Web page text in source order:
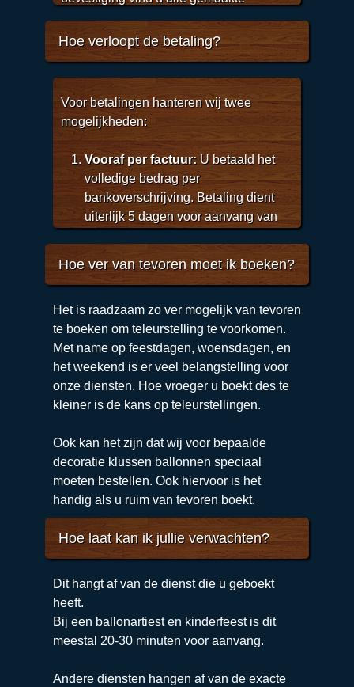
locatie, contactpersoon, contact
gegevens en bijzonderheden.
Pas na het ondertekend terugsturen(per
post en/of email) is de boeking definitief.
Hoe verloopt de betaling?
Voor betalingen hanteren wij twee
mogelijkheden:
Vooraf per factuur: U betaald het
volledige bedrag per
bankoverschrijving. Betaling dient
uiterlijk 5 dagen voor aanvang van
volledige bedrag contant voor
van onze medewerkers.
Pinnen bij levering: U betaald het
volledige bedrag per Pin (of Credit
card) bij levering van de diensten
In beide gevallen ontvangt u van ons de
factuur met alle specificaties.
boekingscontract en dient dus vooraf
gekozen te worden.
Hoe ver van tevoren moet ik boeken?
Het is raadzaam zo ver mogelijk van tevoren
te boeken om teleurstelling te voorkomen.
Met name op feestdagen, woensdagen, en
het weekend is er veel belangstelling voor
onze diensten. Hoe vroeger u boekt des te
kleiner is de kans op teleurstellingen.
Ook kan het zijn dat wij voor bepaalde
decoratie klussen ballonnen speciaal
moeten bestellen. Ook hiervoor is het
handig als u ruim van tevoren boekt.
Hoe laat kan ik jullie verwachten?
Dit hangt af van de dienst die u geboekt
heeft.
Bij een ballonartiest en kinderfeest is dit
meestal 20-30 minuten voor aanvang.
Andere diensten hangen af van de exacte